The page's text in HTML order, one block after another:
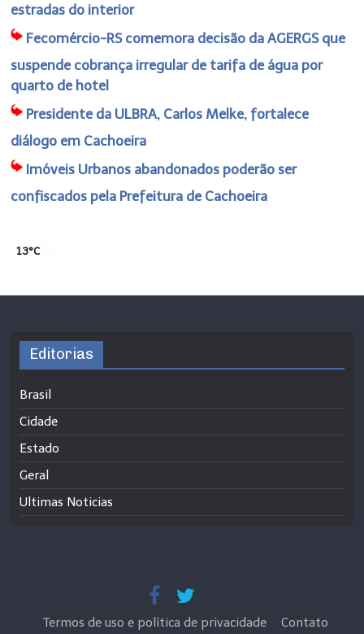
estradas do interior
Fecomércio-RS comemora decisão da AGERGS que
suspende cobrança irregular de tarifa de água por
quarto de hotel
Presidente da ULBRA, Carlos Melke, fortalece
diálogo em Cachoeira
Imóveis Urbanos abandonados poderão ser
confiscados pela Prefeitura de Cachoeira
13°C
Editorias
Brasil
Cidade
Estado
Geral
Ultimas Noticias
Termos de uso e política de privacidade
Contato